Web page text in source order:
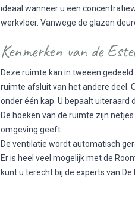
ideaal wanneer u een
werkvloer. Vanwege de glazen
Kenmerken van de
Deze ruimte kan in tweeën
ruimte afsluit van het andere deel.
onder één kap. U bepaalt uiteraard
De hoeken van de ruimte zijn
omgeving geeft.
De ventilatie wordt automatisch
Er is heel veel mogelijk met de
kunt u terecht bij de experts van De